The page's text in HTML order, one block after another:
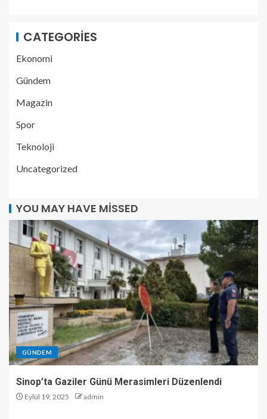
CATEGORIES
Ekonomi
Gündem
Magazin
Spor
Teknoloji
Uncategorized
YOU MAY HAVE MISSED
GÜNDEM
Sinop’ta Gaziler Günü Merasimleri Düzenlendi
Eylül 19, 2025 admin